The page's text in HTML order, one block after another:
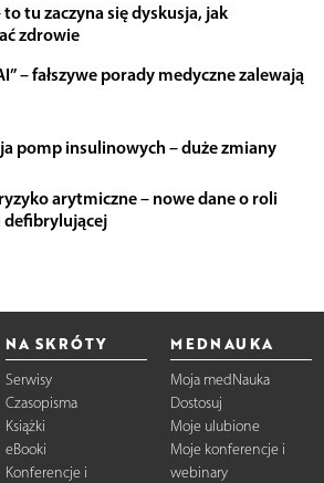
to tu zaczyna się dyskusja, jak
zdrowie
– fałszywe porady medyczne zalewają
pomp insulinowych – duże zmiany
arytmiczne – nowe dane o roli
defibrylującej
NA SKRÓTY
Serwisy
Czasopisma
Książki
eBooki
Konferencje i
MEDNAUKA
Moja medNauka
Dostosuj
Moje ulubione
Moje konferencje i
webinary